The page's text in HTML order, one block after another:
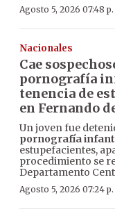
Agosto 5, 2026 07:48 p.
Nacionales
Cae
pornografía
tenencia de
en Fernando
Un joven fue
pornografía
estupefacientes,
procedimiento se
Departamento
Agosto 5, 2026 07:24 p.